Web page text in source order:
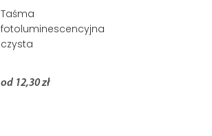
Taśma
fotoluminescencyjna
czysta
od 12,30 zł